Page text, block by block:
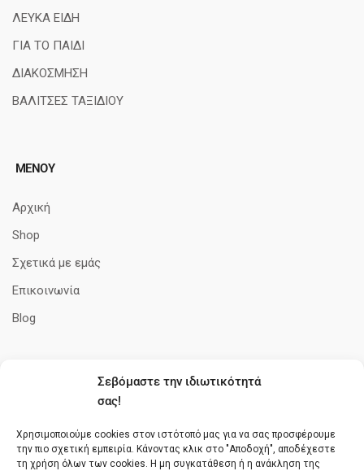
Σεβόμαστε την ιδιωτικότητά
σας!
Χρησιμοποιούμε cookies στον ιστότοπό μας για να σας προσφέρουμε
την πιο σχετική εμπειρία. Κάνοντας κλικ στο "Αποδοχή", αποδέχεστε
τη χρήση όλων των cookies. Η μη συγκατάθεση ή η ανάκληση της
ΛΕΥΚΑ ΕΙΔΗ
ΓΙΑ ΤΟ ΠΑΙΔΙ
ΔΙΑΚΟΣΜΗΣΗ
ΒΑΛΙΤΣΕΣ ΤΑΞΙΔΙΟΥ
ΜΕΝΟΥ
Αρχική
Shop
Σχετικά με εμάς
Επικοινωνία
Blog
Πολιτική cookies